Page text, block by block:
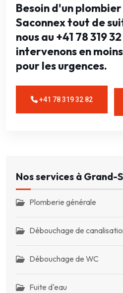
Besoin d'un
Saconnex tout de
nous au +41 78 319
intervenons en
pour les urgences.
+41 78 319 32 82
Nos services à Grand-
Plomberie générale
Débouchage de
Débouchage de WC
Fuite d'eau